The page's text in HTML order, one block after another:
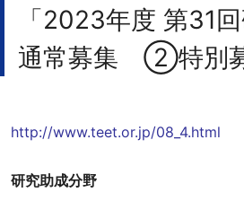
「2023年度 第
通常募集 ②特別募
http://www.teet.or.jp/08_4.html
研究助成分野